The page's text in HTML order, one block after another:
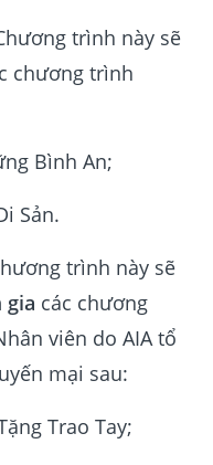
trình này sẽ
chương trình
Bình An;
Sản.
trình này sẽ
gia các chương
viên do AIA tổ
mại sau:
Trao Tay;